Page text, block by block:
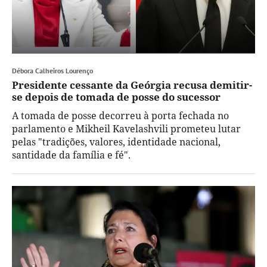
Débora Calheiros Lourenço
Presidente cessante da Geórgia recusa demitir-
se depois de tomada de posse do sucessor
A tomada de posse decorreu à porta fechada no
parlamento e Mikheil Kavelashvili prometeu lutar
pelas "tradições, valores, identidade nacional,
santidade da família e fé".